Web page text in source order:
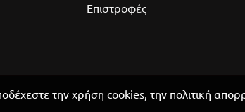
Επιστροφές
την χρήση cookies, την πολιτική